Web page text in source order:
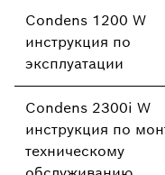
Condens 1200 W
инструкция по
эксплуатации
Condens 2300i W
инструкция по
техническому